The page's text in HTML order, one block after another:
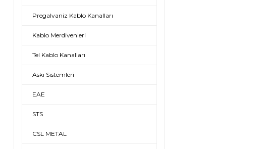
Pregalvaniz Kablo Kanalları
Kablo Merdivenleri
Tel Kablo Kanalları
Askı Sistemleri
EAE
STS
CSL METAL